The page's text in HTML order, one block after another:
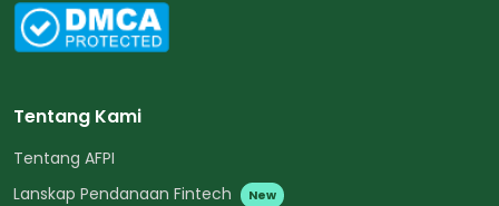
Tentang Kami
Tentang AFPI
Lanskap Pendanaan Fintech
New